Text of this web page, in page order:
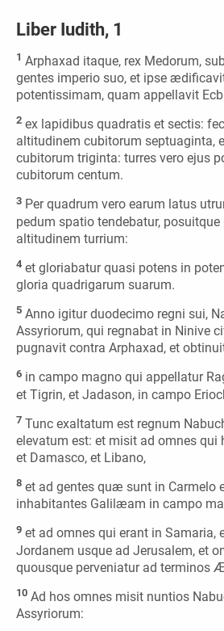
Liber Iudith, 1
1 Arphaxad itaque, rex Medorum,
gentes imperio suo, et ipse
potentissimam, quam appellavit
2 ex lapidibus quadratis et sectis:
altitudinem cubitorum septuaginta,
cubitorum triginta: turres vero ejus
cubitorum centum.
3 Per quadrum vero earum latus
pedum spatio tendebatur,
altitudinem turrium:
4 et gloriabatur quasi potens in
gloria quadrigarum suarum.
5 Anno igitur duodecimo regni sui,
Assyriorum, qui regnabat in Ninive
pugnavit contra Arphaxad, et
6 in campo magno qui appellatur
et Tigrin, et Jadason, in campo
7 Tunc exaltatum est regnum
elevatum est: et misit ad omnes qui
et Damasco, et Libano,
8 et ad gentes quæ sunt in Carmelo
inhabitantes Galilæam in campo
9 et ad omnes qui erant in Samaria,
Jordanem usque ad Jerusalem, et
quousque perveniatur ad terminos
10 Ad hos omnes misit nuntios
Assyriorum: